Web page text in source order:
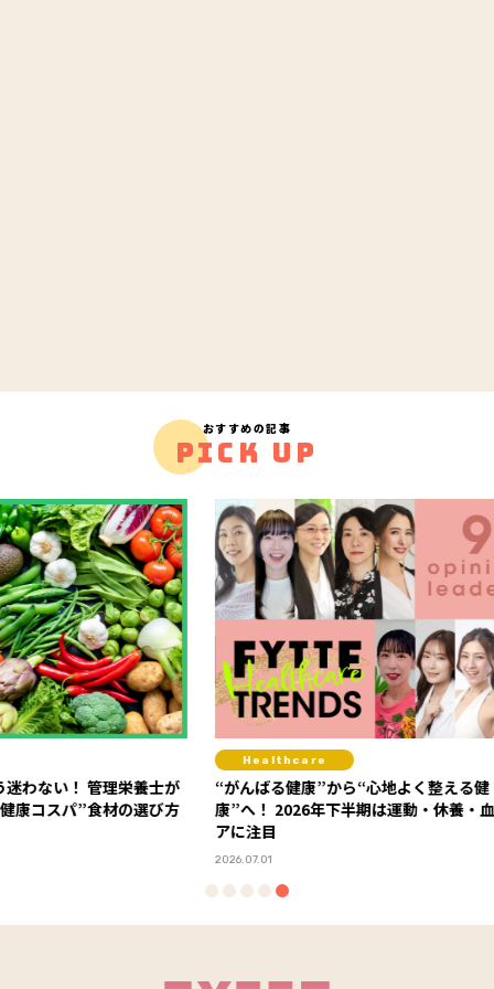
おすすめの記事
PICK UP
養士が
び方
“がんばる健康”から“心地よく整える健
康”へ！ 2026年下半期は運動・休養・血糖ケ
セミナ
感！ 「FYTTEウェルネスデイ」イベントレポ